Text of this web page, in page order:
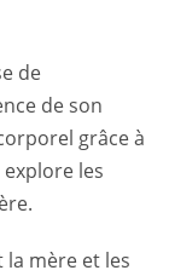
de
de son
grâce à
explore les
la mère et les